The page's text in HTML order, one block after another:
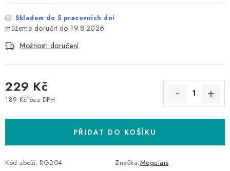
Skladem do 5 pracovních dní
19.8.2026
Možnosti doručení
229 Kč
189 Kč bez DPH
PŘIDAT DO KOŠÍKU
Kód zboží: RG204 Značka:Meguiars